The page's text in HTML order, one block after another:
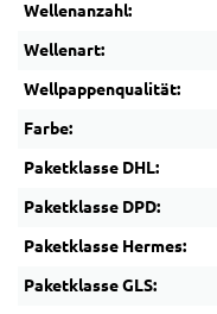
Wellenanzahl:
Wellenart:
Wellpappenqualität:
Farbe:
Paketklasse DHL:
Paketklasse DPD:
Paketklasse Hermes:
Paketklasse GLS: